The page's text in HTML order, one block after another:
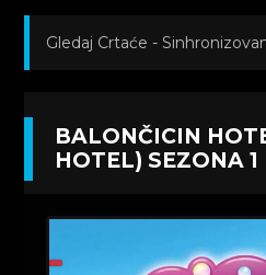
Gledaj Crtaće -
Srpski»Kratkometrazni
BALONČICIN
HOTEL) SEZONA